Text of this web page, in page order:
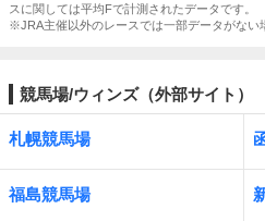
スに関しては平均Fで計測されたデータです。
※JRA主催以外のレースでは一部データがない
競馬場/ウィンズ（外部サイト）
札幌競馬場
福島競馬場